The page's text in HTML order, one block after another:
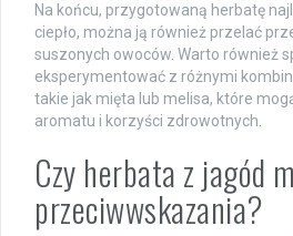
Na końcu, przygotowaną herbatę
ciepło, można ją również przelać
suszonych owoców. Warto również
eksperymentować z różnymi
takie jak mięta lub melisa, które
aromatu i korzyści zdrowotnych.
Czy herbata z jagód
przeciwwskazania?